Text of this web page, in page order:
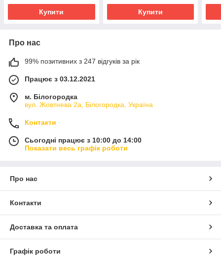
Купити Купити
Про нас
99% позитивних з 247 відгуків за рік
Працює з 03.12.2021
м. Білогородка
вул. Жовтнева 2а, Білогородка, Україна
Контакти
Сьогодні працює з 10:00 до 14:00
Показати весь графік роботи
Про нас
Контакти
Доставка та оплата
Графік роботи